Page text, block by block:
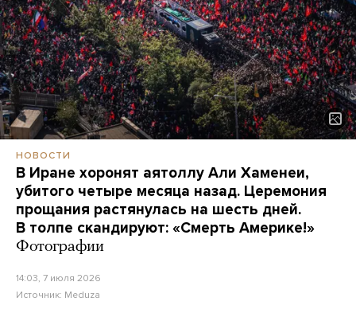
НОВОСТИ
В Иране хоронят аятоллу Али Хаменеи,
убитого четыре месяца назад. Церемония
прощания растянулась на шесть дней.
В толпе скандируют: «Смерть Америке!»
Фотографии
14:03, 7 июля 2026
Источник: Meduza